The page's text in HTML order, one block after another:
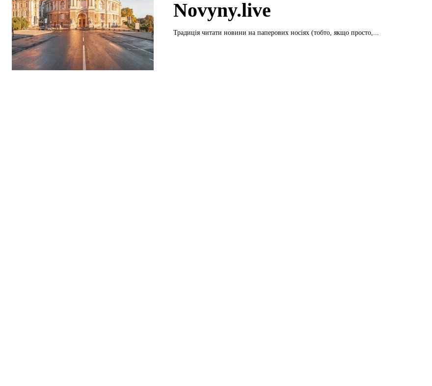
Novyny.live
Традиція читати новини на паперових носіях (тобто, якщо просто,...